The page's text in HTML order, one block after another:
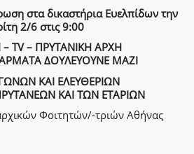
στα δικαστήρια Ευελπίδων την
2/6 στις 9:00
TV – ΠΡΥΤΑΝΙΚΗ ΑΡΧΗ
ΔΟΥΛΕΥΟΥΝΕ ΜΑΖΙ
ΚΑΙ ΕΛΕΥΘΕΡΙΩΝ
ΚΑΙ ΤΩΝ ΕΤΑΡΙΩΝ
Φοιτητών/-τριών Αθήνας